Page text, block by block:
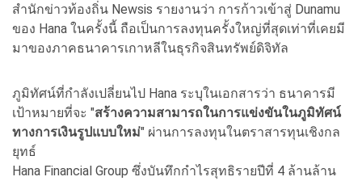
สำนักข่าวท้องถิ่น Newsis รายงานว่า การก้าวเข้าสู่ Dunamu
ของ Hana ในครั้งนี้ ถือเป็นการลงทุนครั้งใหญ่ที่สุดเท่าที่เคยมี
มาของภาคธนาคารเกาหลีในธุรกิจสินทรัพย์ดิจิทัล
ภูมิทัศน์ที่กำลังเปลี่ยนไป Hana ระบุในเอกสารว่า ธนาคารมี
เป้าหมายที่จะ "สร้างความสามารถในการแข่งขันในภูมิทัศน์
ทางการเงินรูปแบบใหม่" ผ่านการลงทุนในตราสารทุนเชิงกล
ยุทธ์
Hana Financial Group ซึ่งบันทึกกำไรสุทธิรายปีที่ 4 ล้านล้าน